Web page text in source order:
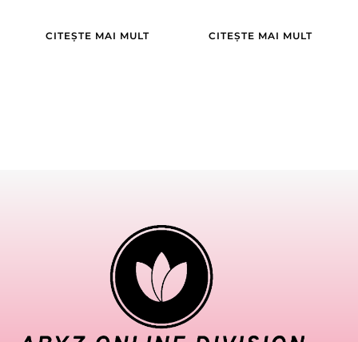
CITEȘTE MAI MULT CITEȘTE MAI MULT